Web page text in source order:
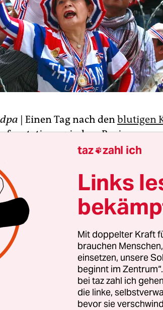
dpa | Einen Tag nach denblutigen
zwischen Regierung
Regierungskritiker
des
Yingluck Shinawatra seit
Dezember normalerweise
war aber nach Berichten
Hunderte Soldaten
zwischen
waren am Dienstag ein
umgekommen und 63
taz zahl ich
Links
Mit doppelter Kraft
brauchen
einsetzen, unsere
beginnt im
bei taz zahl ich
die linke,
bevor sie